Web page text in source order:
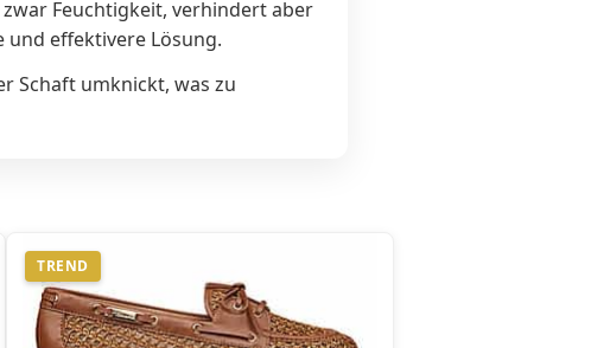
Feuchtigkeit, verhindert aber
und effektivere Lösung.
Schaft umknickt, was zu
TREND